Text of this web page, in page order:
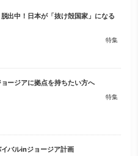
出中！日本が「抜け殻国家」になる
特集
ージアに拠点を持ちたい方へ
特集
イバルinジョージア計画